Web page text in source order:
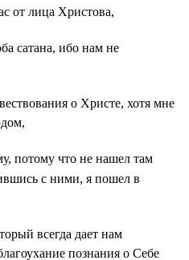
от лица Христова,
сатана, ибо нам не
о Христе, хотя мне
потому что не нашел там
с ними, я пошел в
всегда дает нам
познания о Себе